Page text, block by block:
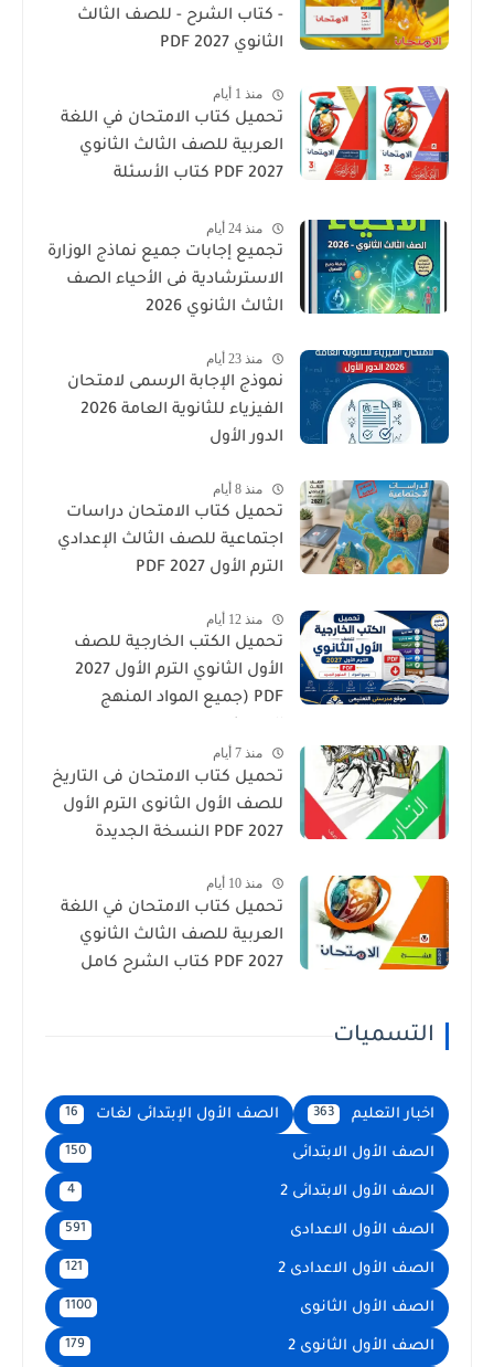
- كتاب الشرح - للصف الثالث
الثانوي 2027 PDF
منذ 1 أيام
تحميل كتاب الامتحان في اللغة
العربية للصف الثالث الثانوي
2027 PDF كتاب الأسئلة
منذ 24 أيام
تجميع إجابات جميع نماذج الوزارة
الاسترشادية فى الأحياء الصف
الثالث الثانوي 2026
منذ 23 أيام
نموذج الإجابة الرسمى لامتحان
الفيزياء للثانوية العامة 2026
الدور الأول
منذ 8 أيام
تحميل كتاب الامتحان دراسات
اجتماعية للصف الثالث الإعدادي
الترم الأول 2027 PDF
منذ 12 أيام
تحميل الكتب الخارجية للصف
الأول الثانوي الترم الأول 2027
PDF (جميع المواد المنهج
منذ 7 أيام
تحميل كتاب الامتحان فى التاريخ
للصف الأول الثانوى الترم الأول
2027 PDF النسخة الجديدة
منذ 10 أيام
تحميل كتاب الامتحان في اللغة
العربية للصف الثالث الثانوي
2027 PDF كتاب الشرح كامل
التسميات
اخبار التعليم 363 الصف الأول الإبتدائى لغات 16
الصف الأول الابتدائى 150
الصف الأول الابتدائى 2 4
الصف الأول الاعدادى 591
الصف الأول الاعدادى 2 121
الصف الأول الثانوى 1100
الصف الأول الثانوى 2 179